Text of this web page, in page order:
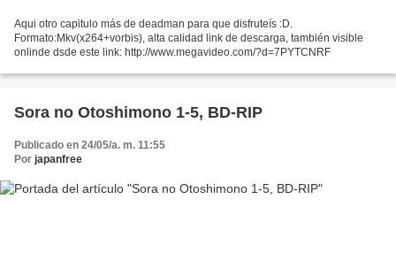
Aqui otro capitulo más de deadman para que disfruteís :D.
Formato:Mkv(x264+vorbis), alta calidad link de descarga, también visible
onlinde dsde este link: http://www.megavideo.com/?d=7PYTCNRF
Sora no Otoshimono 1-5, BD-RIP
Publicado en 24/05/a. m. 11:55
Por japanfree